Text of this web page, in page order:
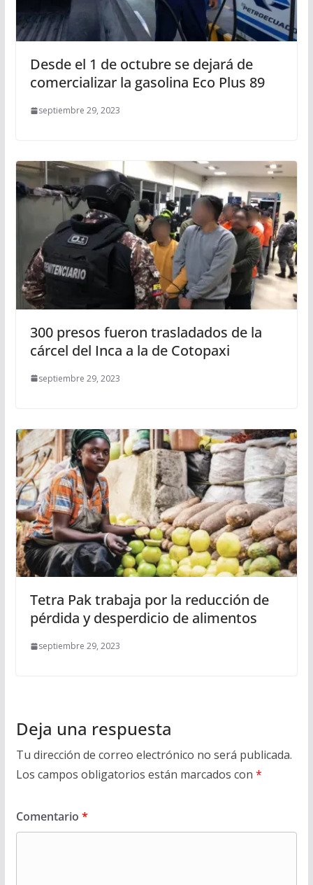
Desde el 1 de octubre se dejará de
comercializar la gasolina Eco Plus 89
septiembre 29, 2023
300 presos fueron trasladados de la
cárcel del Inca a la de Cotopaxi
septiembre 29, 2023
Tetra Pak trabaja por la reducción de
pérdida y desperdicio de alimentos
septiembre 29, 2023
Deja una respuesta
Tu dirección de correo electrónico no será publicada.
Los campos obligatorios están marcados con *
Comentario *